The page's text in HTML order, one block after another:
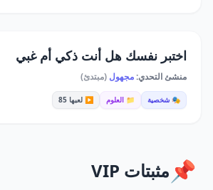
اختبر نفسك هل أنت ذكي أم غبي
منشئ التحدي:مجهول (مبتدئ)
🎭 شخصية 📁 العلوم ▶️ لعبها 85
📌 مثبتات VIP